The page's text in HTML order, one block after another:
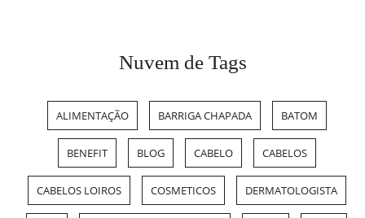
Nuvem de Tags
ALIMENTAÇÃO BARRIGA CHAPADA BATOM
BENEFIT BLOG CABELO CABELOS
CABELOS LOIROS COSMETICOS DERMATOLOGISTA